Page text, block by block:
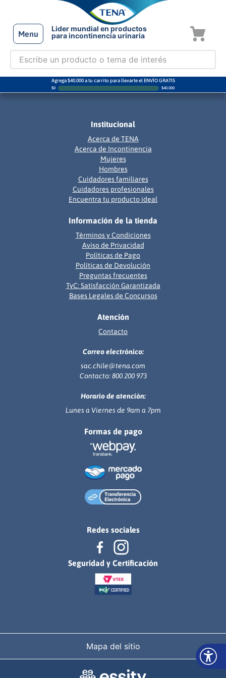
Menu
Lider mundial en productos
para incontinencia urinaria
Agrega $40.000 a tu carrito para llevarte el ENVÍO GRATIS
$0 $40.000
Institucional
Acerca de TENA
Acerca de Incontinencia
Mujeres
Hombres
Cuidadores familiares
Cuidadores profesionales
Encuentra tu producto ideal
Información de la tienda
Términos y Condiciones
Aviso de Privacidad
Políticas de Pago
Políticas de Devolución
Preguntas frecuentes
TyC: Satisfacción Garantizada
Bases Legales de Concursos
Atención
Contacto
Correo electrónico:
sac.chile@tena.com
Contacto: 800 200 973
Horario de atención:
Lunes a Viernes de 9am a 7pm
Formas de pago
Redes sociales
Seguridad y Certificación
Mapa del sitio